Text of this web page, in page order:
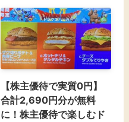
【株主優待で実質0円】
合計2,690円分が無料
に！株主優待で楽しむド